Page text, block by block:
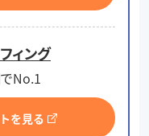
ィング
No.1
を見る